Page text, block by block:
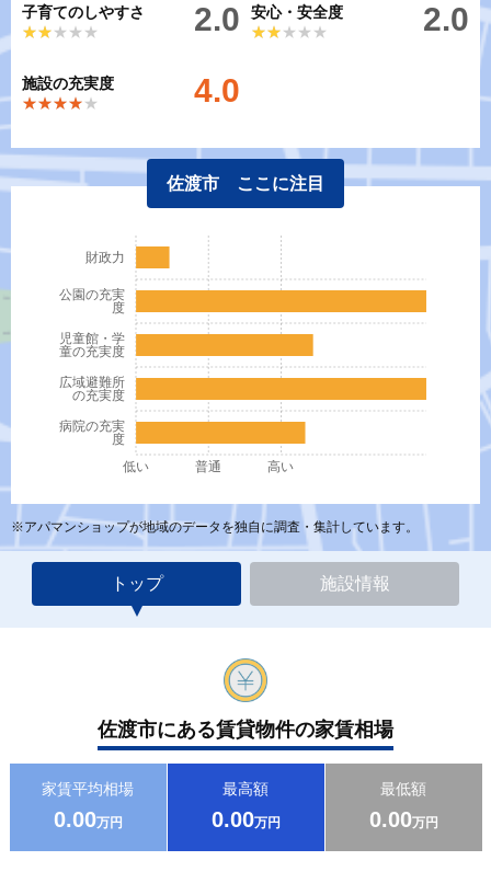
子育てのしやすさ
★★★★★
★★★★★ 2.0
安心・安全度
★★★★★
★★★★★ 2.0
施設の充実度
★★★★★
★★★★★ 4.0
佐渡市 ここに注目
病院の充実
度
広域避難所
の充実度
児童館・学
童の充実度
公園の充実
度
財政力
低い 普通 高い
※アパマンショップが地域のデータを独自に調査・集計しています。
トップ 施設情報
佐渡市にある賃貸物件の家賃相場
家賃平均相場
0.00万円
最高額
0.00万円
最低額
0.00万円